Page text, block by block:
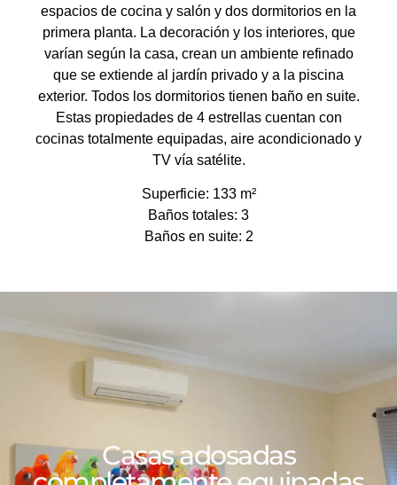
espacios de cocina y salón y dos dormitorios en la
primera planta. La decoración y los interiores, que
varían según la casa, crean un ambiente refinado
que se extiende al jardín privado y a la piscina
exterior. Todos los dormitorios tienen baño en suite.
Estas propiedades de 4 estrellas cuentan con
cocinas totalmente equipadas, aire acondicionado y
TV vía satélite.
Superficie: 133 m²
Baños totales: 3
Baños en suite: 2
Casas adosadas